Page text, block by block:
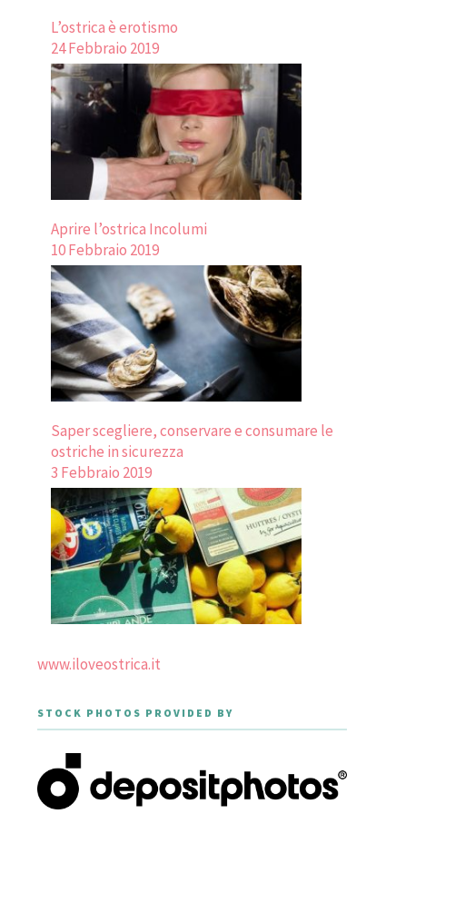
L’ostrica è erotismo
24 Febbraio 2019
Aprire l’ostrica Incolumi
10 Febbraio 2019
Saper scegliere, conservare e consumare le
ostriche in sicurezza
3 Febbraio 2019
www.iloveostrica.it
STOCK PHOTOS PROVIDED BY